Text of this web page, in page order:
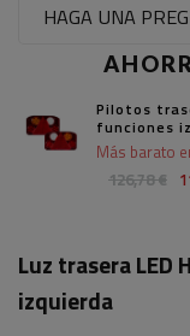
HAGA UNA
Pilotos
funciones
126,78 €
Más barato
Luz trasera LED
izquierda